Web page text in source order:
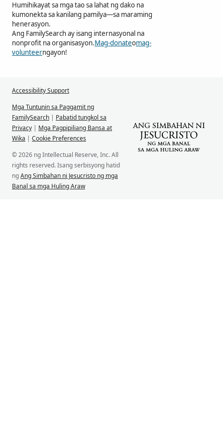
Humihikayat sa mga tao sa lahat ng dako na
kumonekta sa kanilang pamilya—sa maraming
henerasyon.
Ang FamilySearch ay isang internasyonal na
nonprofit na organisasyon.Mag-donateomag-
volunteerngayon!
Accessibility Support
Mga Tuntunin sa Paggamit ng
FamilySearch | Pabatid tungkol sa
Privacy | Mga Pagpipiliang Bansa at
Wika | Cookie Preferences
© 2026 ng Intellectual Reserve, Inc. All
rights reserved. Isang serbisyong hatid
ngAng Simbahan ni Jesucristo ng mga
Banal sa mga Huling Araw